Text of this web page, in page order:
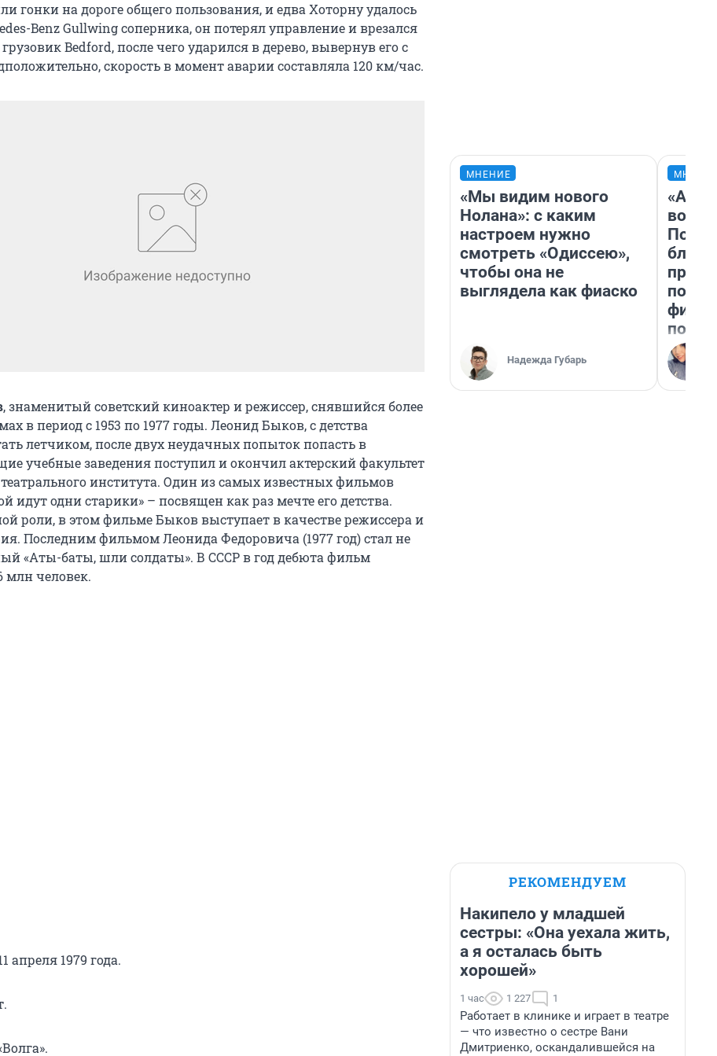
гонки на дороге общего пользования, и едва Хоторну удалось
Benz Gullwing соперника, он потерял управление и врезался
Bedford, после чего ударился в дерево, вывернув его с
скорость в момент аварии составляла 120 км/час.
, знаменитый советский киноактер и режиссер, снявшийся более
в период с 1953 по 1977 годы. Леонид Быков, с детства
летчиком, после двух неудачных попыток попасть в
учебные заведения поступил и окончил актерский факультет
института. Один из самых известных фильмов
идут одни старики» – посвящен как раз мечте его детства.
роли, в этом фильме Быков выступает в качестве режиссера и
Последним фильмом Леонида Федоровича (1977 год) стал не
«Аты-баты, шли солдаты». В СССР в год дебюта фильм
млн человек.
апреля 1979 года.
МНЕНИЕ
«Мы видим нового
Нолана»: с каким
настроем нужно
смотреть «Одиссею»,
чтобы она не
выглядела как фиаско
Надежда Губарь
вот
РЕКОМЕНДУЕМ
Накипело у младшей
сестры: «Она уехала жить,
а я осталась быть
хорошей»
1 час 1 227 1
Работает в клинике и играет в театре
— что известно о сестре Вани
Дмитриенко, оскандалившейся на